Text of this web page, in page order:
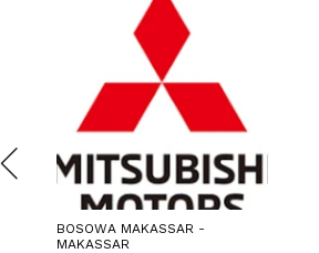
BOSOWA MAKASSAR -
MAKASSAR